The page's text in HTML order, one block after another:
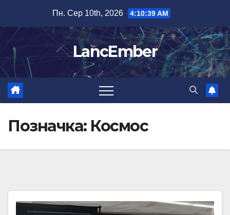
вмісту
Пн. Сер 10th, 2026 4:10:41 AM
LancEmber
Позначка: Космос